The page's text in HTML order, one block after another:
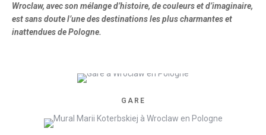
Wroclaw, avec son mélange d’histoire, de couleurs et d’imaginaire,
est sans doute l’une des destinations les plus charmantes et
inattendues de Pologne.
GARE